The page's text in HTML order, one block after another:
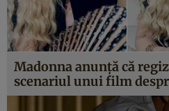
Madonna anunță că
scenariul unui film